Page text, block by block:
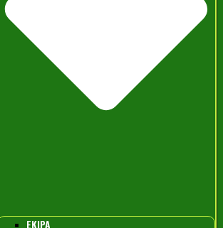
EKIPA